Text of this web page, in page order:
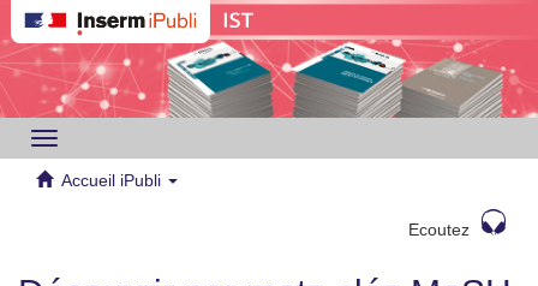
Toggle
navigation
Accueil iPubli
Ecoutez